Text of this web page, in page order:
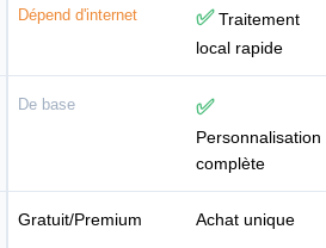
Dépend d'internet ✅Traitement
local rapide
De base ✅
Personnalisation
complète
Gratuit/Premium Achat unique